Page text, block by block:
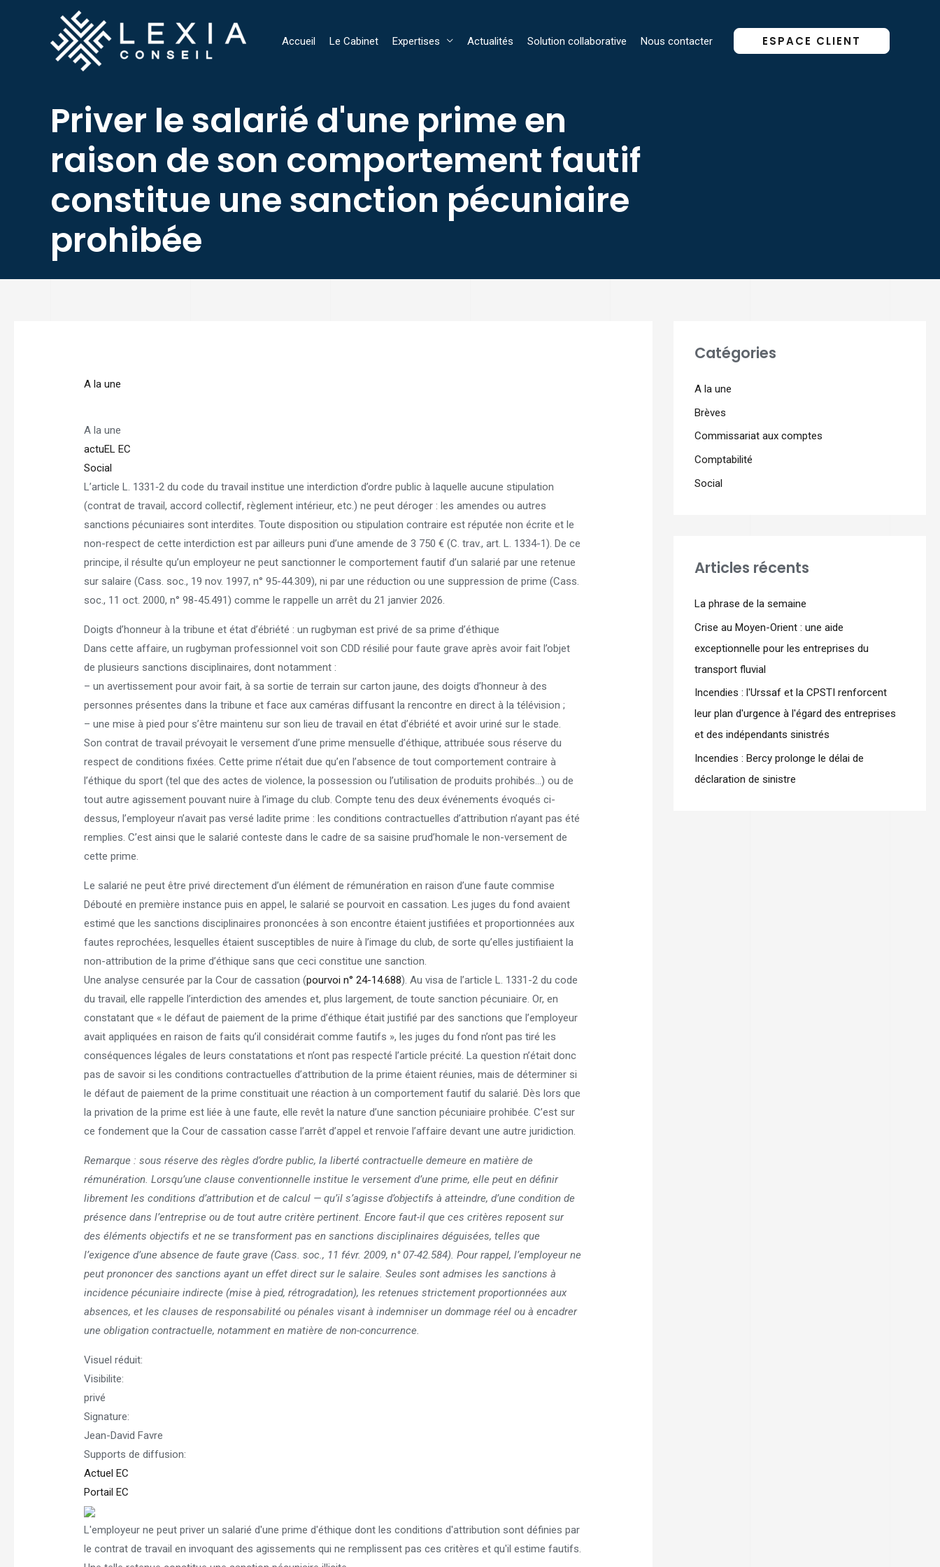
Accueil Le Cabinet Expertises Actualités Solution collaborative Nous contacter ESPACE CLIENT
Priver le salarié d'une prime en
raison de son comportement fautif
constitue une sanction pécuniaire
prohibée
A la une
A la une
actuEL EC
Social
L’article L. 1331‑2 du code du travail institue une interdiction d’ordre public à laquelle aucune stipulation
(contrat de travail, accord collectif, règlement intérieur, etc.) ne peut déroger : les amendes ou autres
sanctions pécuniaires sont interdites. Toute disposition ou stipulation contraire est réputée non écrite et le
non-respect de cette interdiction est par ailleurs puni d’une amende de 3 750 € (C. trav., art. L. 1334-1). De ce
principe, il résulte qu’un employeur ne peut sanctionner le comportement fautif d’un salarié par une retenue
sur salaire (Cass. soc., 19 nov. 1997, n° 95-44.309), ni par une réduction ou une suppression de prime (Cass.
soc., 11 oct. 2000, n° 98-45.491) comme le rappelle un arrêt du 21 janvier 2026.
Doigts d’honneur à la tribune et état d’ébriété : un rugbyman est privé de sa prime d’éthique
Dans cette affaire, un rugbyman professionnel voit son CDD résilié pour faute grave après avoir fait l’objet
de plusieurs sanctions disciplinaires, dont notamment :
– un avertissement pour avoir fait, à sa sortie de terrain sur carton jaune, des doigts d’honneur à des
personnes présentes dans la tribune et face aux caméras diffusant la rencontre en direct à la télévision ;
– une mise à pied pour s’être maintenu sur son lieu de travail en état d’ébriété et avoir uriné sur le stade.
Son contrat de travail prévoyait le versement d’une prime mensuelle d’éthique, attribuée sous réserve du
respect de conditions fixées. Cette prime n’était due qu’en l’absence de tout comportement contraire à
l’éthique du sport (tel que des actes de violence, la possession ou l’utilisation de produits prohibés…) ou de
tout autre agissement pouvant nuire à l’image du club. Compte tenu des deux événements évoqués ci-
dessus, l’employeur n’avait pas versé ladite prime : les conditions contractuelles d’attribution n’ayant pas été
remplies. C’est ainsi que le salarié conteste dans le cadre de sa saisine prud’homale le non-versement de
cette prime.
Le salarié ne peut être privé directement d’un élément de rémunération en raison d’une faute commise
Débouté en première instance puis en appel, le salarié se pourvoit en cassation. Les juges du fond avaient
estimé que les sanctions disciplinaires prononcées à son encontre étaient justifiées et proportionnées aux
fautes reprochées, lesquelles étaient susceptibles de nuire à l’image du club, de sorte qu’elles justifiaient la
non-attribution de la prime d’éthique sans que ceci constitue une sanction.
Une analyse censurée par la Cour de cassation (pourvoi n° 24-14.688). Au visa de l’article L. 1331-2 du code
du travail, elle rappelle l’interdiction des amendes et, plus largement, de toute sanction pécuniaire. Or, en
constatant que « le défaut de paiement de la prime d’éthique était justifié par des sanctions que l’employeur
avait appliquées en raison de faits qu’il considérait comme fautifs », les juges du fond n’ont pas tiré les
conséquences légales de leurs constatations et n’ont pas respecté l’article précité. La question n’était donc
pas de savoir si les conditions contractuelles d’attribution de la prime étaient réunies, mais de déterminer si
le défaut de paiement de la prime constituait une réaction à un comportement fautif du salarié. Dès lors que
la privation de la prime est liée à une faute, elle revêt la nature d’une sanction pécuniaire prohibée. C’est sur
ce fondement que la Cour de cassation casse l’arrêt d’appel et renvoie l’affaire devant une autre juridiction.
Remarque : sous réserve des règles d’ordre public, la liberté contractuelle demeure en matière de
rémunération. Lorsqu’une clause conventionnelle institue le versement d’une prime, elle peut en définir
librement les conditions d’attribution et de calcul — qu’il s’agisse d’objectifs à atteindre, d’une condition de
présence dans l’entreprise ou de tout autre critère pertinent. Encore faut-il que ces critères reposent sur
des éléments objectifs et ne se transforment pas en sanctions disciplinaires déguisées, telles que
l’exigence d’une absence de faute grave (Cass. soc., 11 févr. 2009, n° 07-42.584). Pour rappel, l’employeur ne
peut prononcer des sanctions ayant un effet direct sur le salaire. Seules sont admises les sanctions à
incidence pécuniaire indirecte (mise à pied, rétrogradation), les retenues strictement proportionnées aux
absences, et les clauses de responsabilité ou pénales visant à indemniser un dommage réel ou à encadrer
une obligation contractuelle, notamment en matière de non-concurrence.
Visuel réduit:
Visibilite:
privé
Signature:
Jean-David Favre
Supports de diffusion:
Actuel EC
Portail EC
L'employeur ne peut priver un salarié d'une prime d'éthique dont les conditions d'attribution sont définies par
le contrat de travail en invoquant des agissements qui ne remplissent pas ces critères et qu'il estime fautifs.
Catégories
A la une
Brèves
Commissariat aux comptes
Comptabilité
Social
Articles récents
La phrase de la semaine
Crise au Moyen-Orient : une aide
exceptionnelle pour les entreprises du
transport fluvial
Incendies : l'Urssaf et la CPSTI renforcent
leur plan d'urgence à l'égard des entreprises
et des indépendants sinistrés
Incendies : Bercy prolonge le délai de
déclaration de sinistre